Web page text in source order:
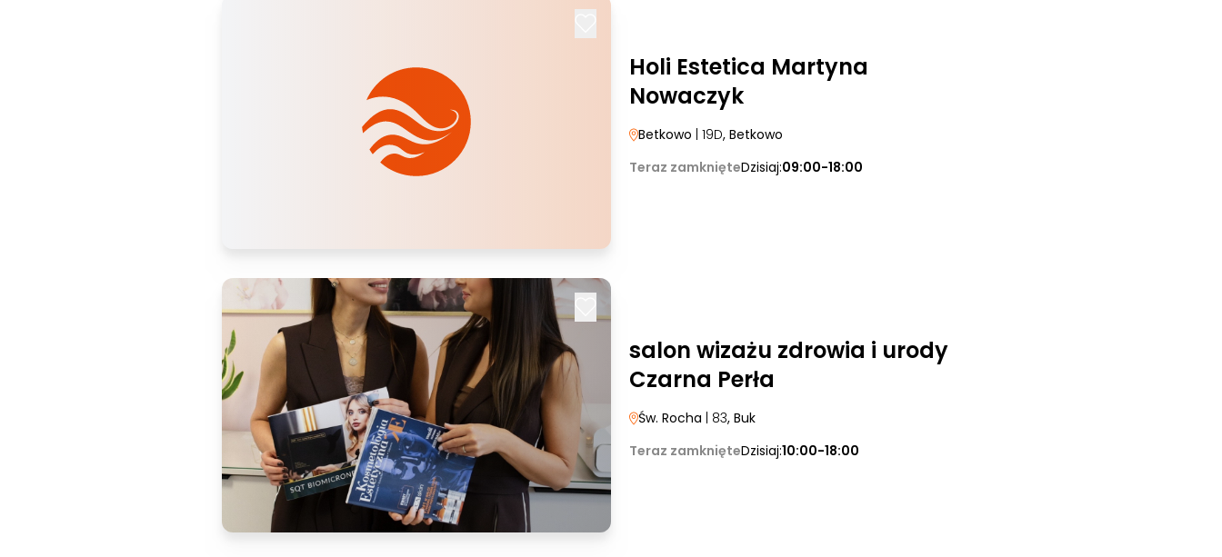
Holi Estetica Martyna
Nowaczyk
Betkowo | 19D, Betkowo
Teraz zamknięteDzisiaj:09:00-18:00
salon wizażu zdrowia i urody
Czarna Perła
Św. Rocha | 83, Buk
Teraz zamknięteDzisiaj:10:00-18:00